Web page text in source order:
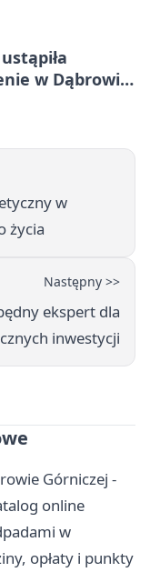
w Dąbrowie
w
życia
Następny >>
ekspert dla
inwestycji
Górniczej -
online
w
opłaty i punkty